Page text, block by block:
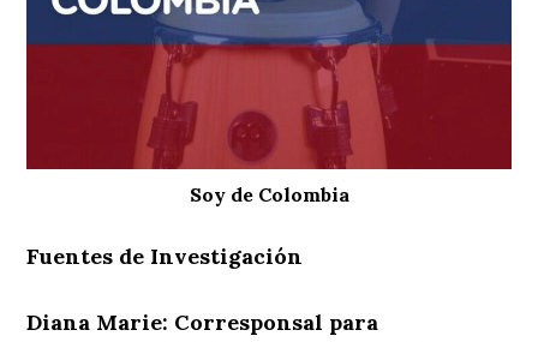
Soy de Colombia
Fuentes de Investigación
Diana Marie: Corresponsal para